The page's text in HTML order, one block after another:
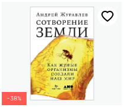
-38%